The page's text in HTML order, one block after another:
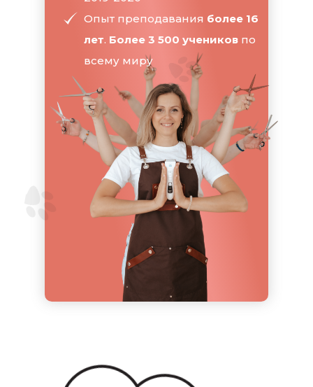
Опыт преподавания более 16
лет. Более 3 500 учеников по
всему миру